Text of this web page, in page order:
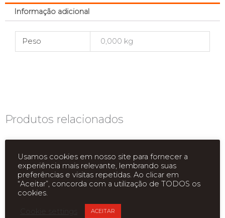
Informação adicional
Peso 0,000 kg
Produtos relacionados
Usamos cookies em nosso site para fornecer a
experiência mais relevante, lembrando suas
preferências e visitas repetidas. Ao clicar em
“Aceitar”, concorda com a utilização de TODOS os
cookies.
ACEITAR